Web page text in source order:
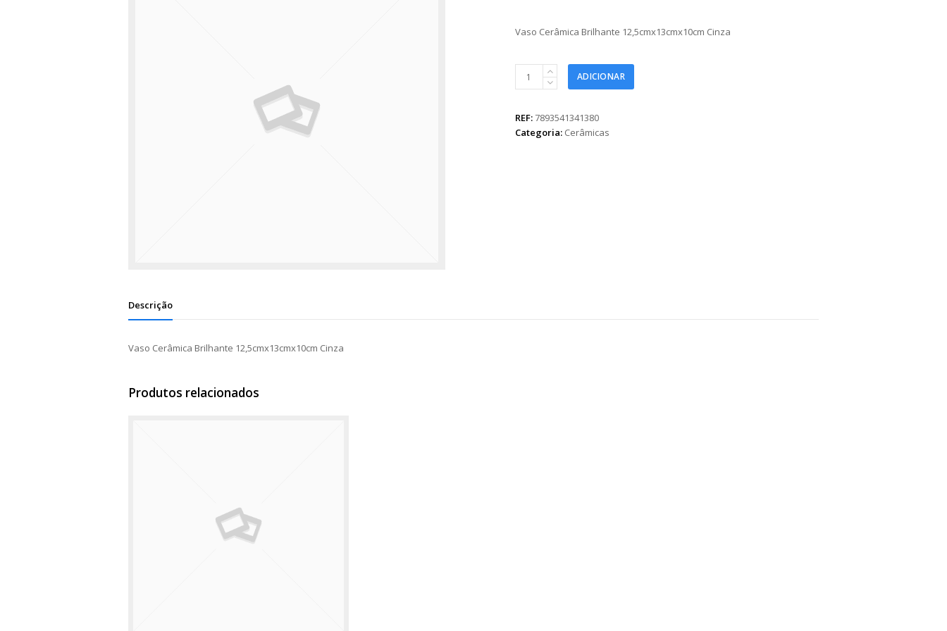
Vaso Cerâmica Brilhante 12,5cmx13cmx10cm Cinza
Cerâmica
12,5cmx13cmx10cm
Cinza
ADICIONAR
REF:7893541341380
Categoria: Cerâmicas
Descrição
Vaso Cerâmica Brilhante 12,5cmx13cmx10cm Cinza
Produtos relacionados